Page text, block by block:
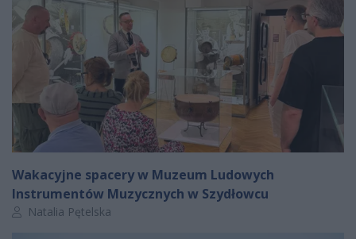
Wakacyjne spacery w Muzeum Ludowych
Instrumentów Muzycznych w Szydłowcu
Autor artykułu:
Natalia Pętelska